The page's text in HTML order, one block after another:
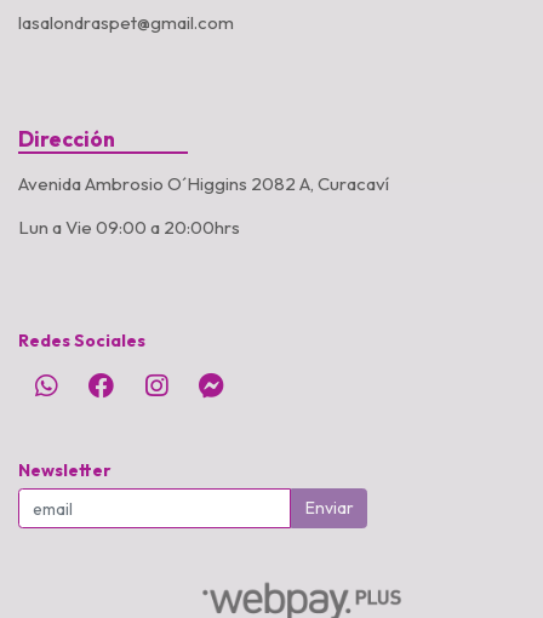
lasalondraspet@gmail.com
Dirección
Avenida Ambrosio O´Higgins 2082 A, Curacaví
Lun a Vie 09:00 a 20:00hrs
Redes Sociales
Newsletter
Enviar